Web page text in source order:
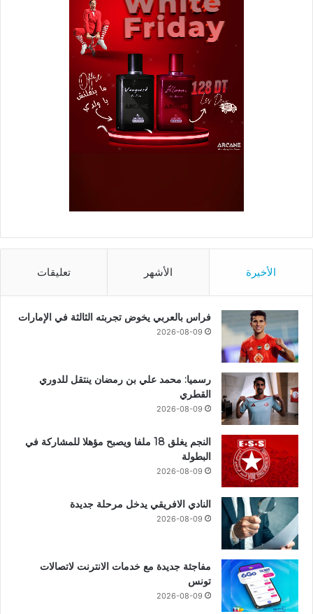
الأخيرة الأشهر تعليقات
فراس بالعربي يخوض تجربته الثالثة في الإمارات
2026-08-09
رسميا: محمد علي بن رمضان ينتقل للدوري
القطري
2026-08-09
النجم يغلق 18 ملفا ويصبح مؤهلا للمشاركة في
البطولة
2026-08-09
النادي الافريقي يدخل مرحلة جديدة
2026-08-09
مفاجئة جديدة مع خدمات الانترنت لاتصالات
تونس
2026-08-09